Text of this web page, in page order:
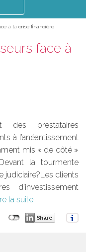
à la crise financière
face à
prestataires
à l’anéantissement
mis « de côté »
la tourmente
judiciaire?Les clients
d’investissement
la suite